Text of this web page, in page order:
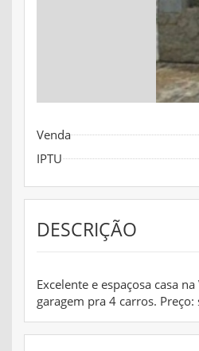
Venda
IPTU
DESCRIÇÃO
Excelente e espaçosa casa
garagem pra 4 carros.